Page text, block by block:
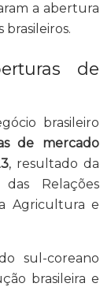
a abertura
de
brasileiro
de mercado
, resultado da
das Relações
Agricultura e
sul-coreano
brasileira e